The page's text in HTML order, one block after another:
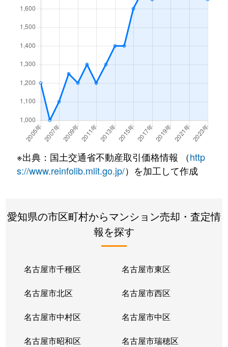
明徳町
960万円
百船町
850万円
1,700万円
柳島町
柳瀬町
好本町
1,300万円 荒子
※出典：国土交通省不動産取引価格情報 （http
s://www.reinfolib.mlit.go.jp/）を加工して作成
愛知県の市区町村からマンション売却・査定情
報を探す
名古屋市千種区 名古屋市東区
名古屋市北区 名古屋市西区
名古屋市中村区 名古屋市中区
名古屋市昭和区 名古屋市瑞穂区